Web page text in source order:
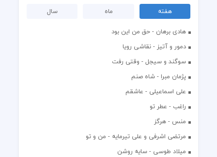
هفته ماه
سال
هادی برهان - حق من این بود
دمور و آتیز - نقاشی رویا
سوگند و سیجل - وقتی رفت
پژمان مبرا - شاه صنم
علی اسماعیلی - عاشقم
راغب - عطر تو
منس - هرگز
مرتضی اشرفی و علی تیرمایه - من و تو
میلاد طوسی - سایه روشن